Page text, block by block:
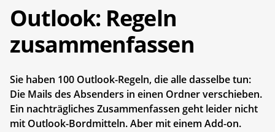
Outlook: Regeln
zusammenfassen
Sie haben 100 Outlook-Regeln, die alle dasselbe tun:
Die Mails des Absenders in einen Ordner verschieben.
Ein nachträgliches Zusammenfassen geht leider nicht
mit Outlook-Bordmitteln. Aber mit einem Add-on.